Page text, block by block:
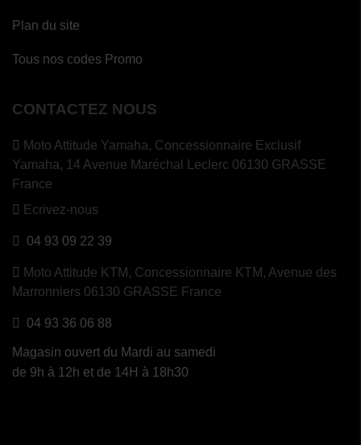
(2 avis)
Plan du site
Tous nos codes Promo
CONTACTEZ NOUS
Moto Attitude Yamaha, Concessionnaire Exclusif
Yamaha, 14 Avenue Maréchal Leclerc 06130 GRASSE
France
Ecrivez-nous
04 93 09 22 39
Moto Attitude KTM, Concessionnaire KTM, Avenue des
Marronniers 06130 GRASSE France
04 93 36 06 88
Magasin ouvert du Mardi au samedi
de 9h à 12h et de 14H à 18h30